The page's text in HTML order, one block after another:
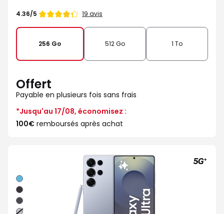
Note
4.36/5 19 avis
256 Go 512 Go 1 To
Offert
Payable en plusieurs fois sans frais
*Jusqu'au 17/08, économisez :
100€ remboursés après achat
Bleu
Noir
Noir
absolu
Gris